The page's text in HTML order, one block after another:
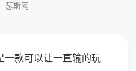
瑟斯网
一款可以让一直输的玩